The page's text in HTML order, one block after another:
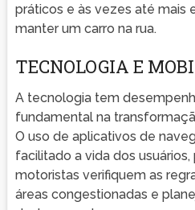
práticos e às vezes até mais
manter um carro na rua.
TECNOLOGIA E
A tecnologia tem
fundamental na
O uso de aplicativos de
facilitado a vida dos
motoristas verifiquem as
áreas congestionadas e